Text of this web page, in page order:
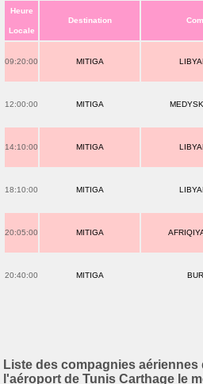
Heure
Locale
Destination
09:20:00 MITIGA
12:00:00 MITIGA
14:10:00 MITIGA
18:10:00 MITIGA
20:05:00 MITIGA
20:40:00 MITIGA
Liste des compagnies
l'aéroport de Tunis Carthage le